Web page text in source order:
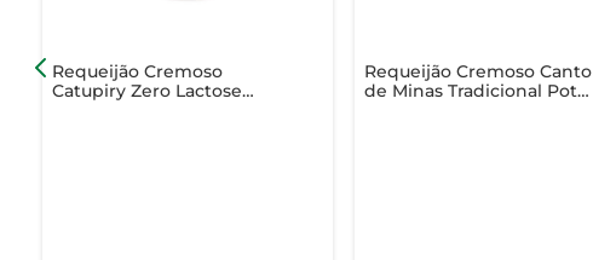
Requeijão Cremoso
Catupiry Zero Lactose
Requeijão Cremoso Canto
de Minas Tradicional Pote